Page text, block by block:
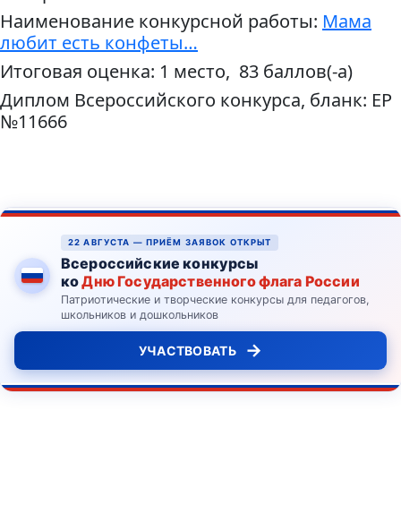
Наименование конкурсной работы: Мама
любит есть конфеты…
Итоговая оценка: 1 место, 83 баллов(-а)
Диплом Всероссийского конкурса, бланк: ЕР
№11666
22 АВГУСТА — ПРИЁМ ЗАЯВОК ОТКРЫТ
Всероссийские конкурсы
коДню Государственного флага России
Патриотические и творческие конкурсы для педагогов,
школьников и дошкольников
УЧАСТВОВАТЬ →